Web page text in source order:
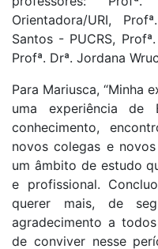
Orientadora/URI,
Santos - PUCRS,
Profª. Drª. Jordana
Para Mariusca, “Minha
uma experiência de
conhecimento,
novos colegas e
um âmbito de estudo
e profissional.
querer mais, de
agradecimento a
de conviver nesse